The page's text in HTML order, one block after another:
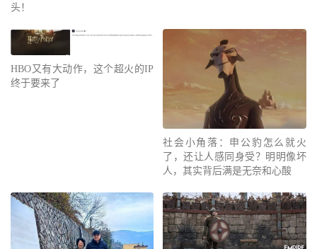
头！
HBO又有大动作，这个超火的IP
终于要来了
社会小角落：申公豹怎么就火
了，还让人感同身受？明明像坏
人，其实背后满是无奈和心酸